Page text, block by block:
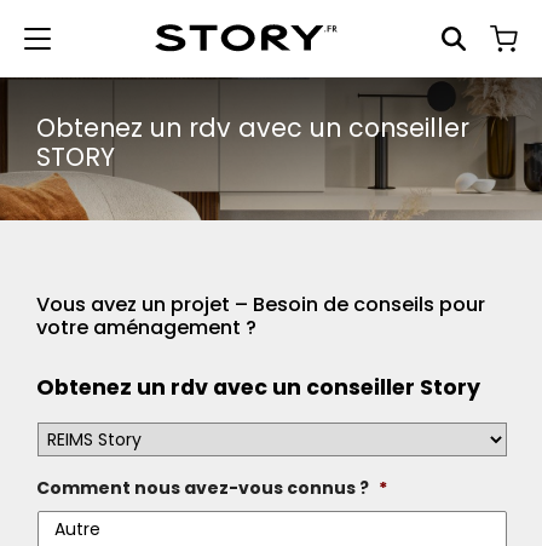
Obtenez un rdv avec un conseiller
STORY
Vous avez un projet – Besoin de conseils pour
votre aménagement ?
Obtenez un rdv avec un conseiller Story
Votre
magasin *
Comment nous avez-vous connus ? *